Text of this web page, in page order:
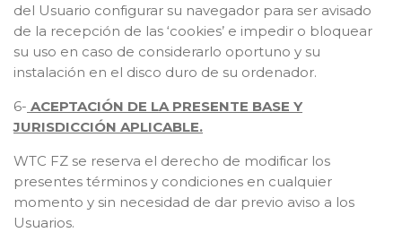
del Usuario configurar su navegador para ser avisado
de la recepción de las ‘cookies’ e impedir o bloquear
su uso en caso de considerarlo oportuno y su
instalación en el disco duro de su ordenador.
6- ACEPTACIÓN DE LA PRESENTE BASE Y
JURISDICCIÓN APLICABLE.
WTC FZ se reserva el derecho de modificar los
presentes términos y condiciones en cualquier
momento y sin necesidad de dar previo aviso a los
Usuarios.